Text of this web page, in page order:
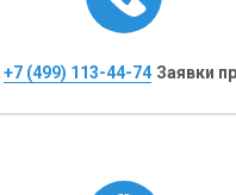
+7 (499) 113-44-74 Заявки